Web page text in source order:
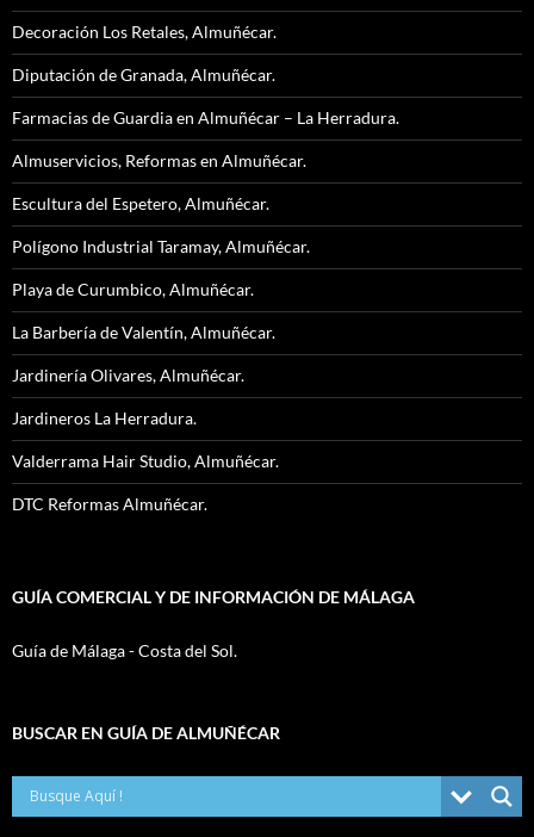
Decoración Los Retales, Almuñécar.
Diputación de Granada, Almuñécar.
Farmacias de Guardia en Almuñécar – La Herradura.
Almuservicios, Reformas en Almuñécar.
Escultura del Espetero, Almuñécar.
Polígono Industrial Taramay, Almuñécar.
Playa de Curumbico, Almuñécar.
La Barbería de Valentín, Almuñécar.
Jardinería Olivares, Almuñécar.
Jardineros La Herradura.
Valderrama Hair Studio, Almuñécar.
DTC Reformas Almuñécar.
GUÍA COMERCIAL Y DE INFORMACIÓN DE MÁLAGA
Guía de Málaga - Costa del Sol.
BUSCAR EN GUÍA DE ALMUÑÉCAR